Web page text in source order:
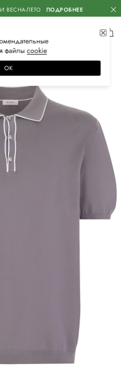
ВЕСНА-ЛЕТО ПОДРОБНЕЕ
Поло с коротким рукавом
файлысооkiе
ОК